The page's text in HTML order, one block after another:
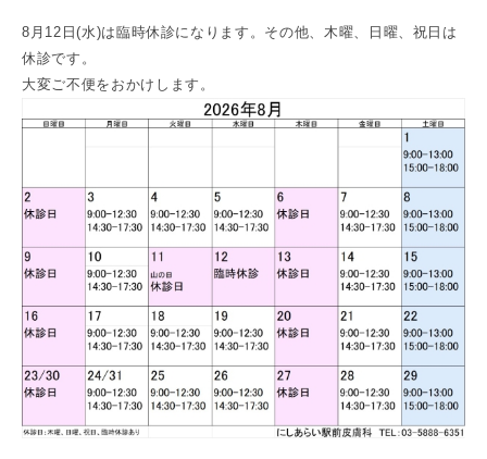
8月12日(水)は臨時休診になります。その他、木曜、日曜、祝日は
休診です。
大変ご不便をおかけします。